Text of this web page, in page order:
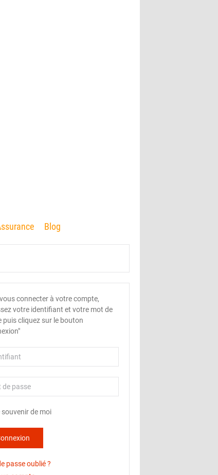
Blog
connecter à votre compte,
votre identifiant et votre mot de
puis cliquez sur le bouton
souvenir de moi
passe oublié ?